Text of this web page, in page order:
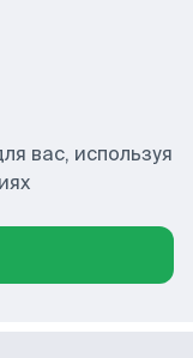
вас, используя